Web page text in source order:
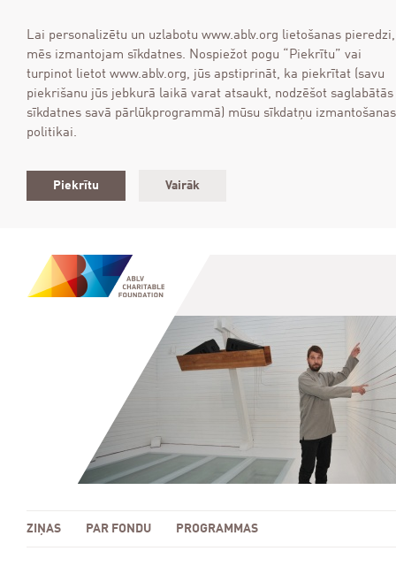
Lai personalizētu un uzlabotu www.ablv.org lietošanas pieredzi,
mēs izmantojam sīkdatnes. Nospiežot pogu “Piekrītu” vai
turpinot lietot www.ablv.org, jūs apstiprināt, ka piekrītat (savu
piekrišanu jūs jebkurā laikā varat atsaukt, nodzēšot saglabātās
sīkdatnes savā pārlūkprogrammā) mūsu sīkdatņu izmantošanas
politikai.
Piekrītu Vairāk
ZIŅAS PAR FONDU PROGRAMMAS